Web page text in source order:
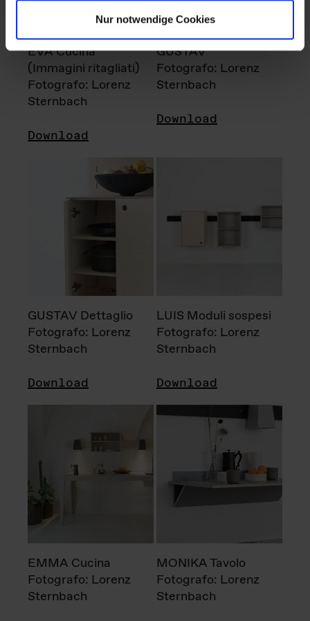
Nur notwendige Cookies
EVA Cucina
(Immagini ritagliati)
Fotografo: Lorenz
Sternbach
Download
GUSTAV
Fotografo: Lorenz
Sternbach
Download
GUSTAV Dettaglio
Fotografo: Lorenz
Sternbach
Download
LUIS Moduli sospesi
Fotografo: Lorenz
Sternbach
Download
EMMA Cucina
Fotografo: Lorenz
Sternbach
MONIKA Tavolo
Fotografo: Lorenz
Sternbach